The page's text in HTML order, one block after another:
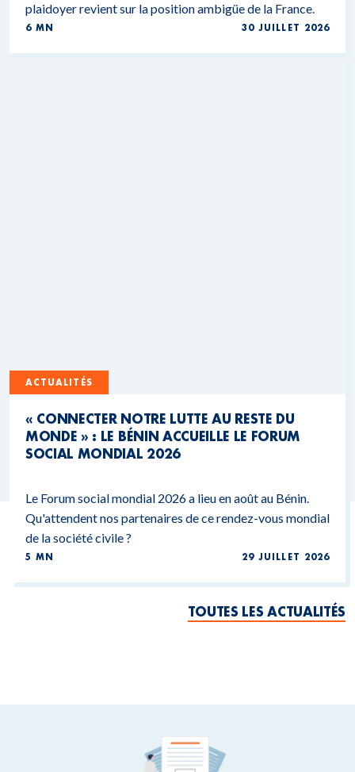
plaidoyer revient sur la position ambigüe de la France.
6 MN 30 JUILLET 2026
ACTUALITÉS
« CONNECTER NOTRE LUTTE AU RESTE DU
MONDE » : LE BÉNIN ACCUEILLE LE FORUM
SOCIAL MONDIAL 2026
Le Forum social mondial 2026 a lieu en août au Bénin.
Qu'attendent nos partenaires de ce rendez-vous mondial
de la société civile ?
5 MN 29 JUILLET 2026
TOUTES LES ACTUALITÉS